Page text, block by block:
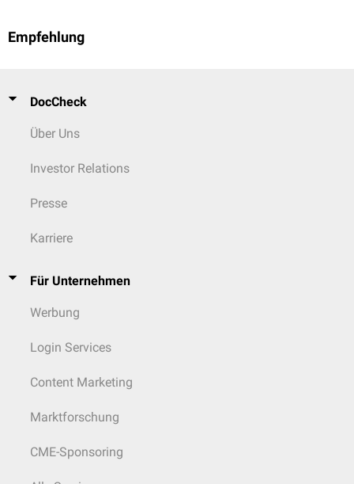
Reaktion mit Sauerstoff und Bildung von Cumolhydroperoxid
Empfehlung
DocCheck
Über Uns
Investor Relations
Presse
Karriere
Für Unternehmen
Werbung
Login Services
Content Marketing
Marktforschung
CME-Sponsoring